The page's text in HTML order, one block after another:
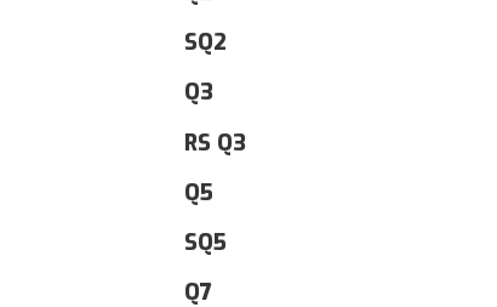
SQ2
Q3
RS Q3
Q5
SQ5
Q7